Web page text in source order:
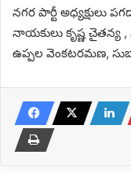
నగర పార్టీ అధ్యక్షులు
నాయకులు కృష్ణ చైతన్య ,
ఉప్పల వెంకటరమణ,